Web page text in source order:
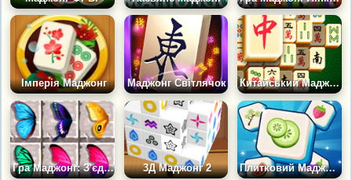
Імперія Маджонг Маджонг Світлячок Китайський Маджонг
Гра Маджонг: З'єднання Метеликів 3Д Маджонг 2 Плитковий Маджонг